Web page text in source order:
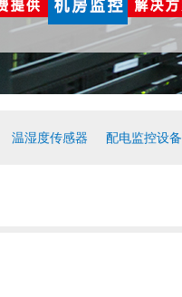
温湿度传感器 配电监控设备